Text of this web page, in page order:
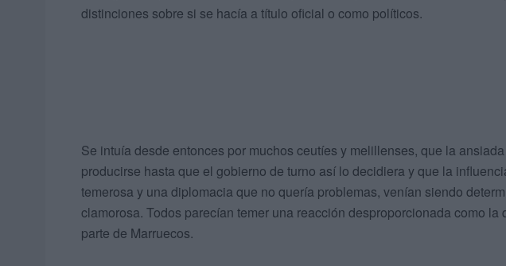
distinciones sobre si se hacía a título oficial o como políticos.
Se intuía desde entonces por muchos ceutíes y melillenses, que la
producirse hasta que el gobierno de turno así lo decidiera y que la
temerosa y una diplomacia que no quería problemas, venían siendo
clamorosa. Todos parecían temer una reacción desproporcionada como la
parte de Marruecos.